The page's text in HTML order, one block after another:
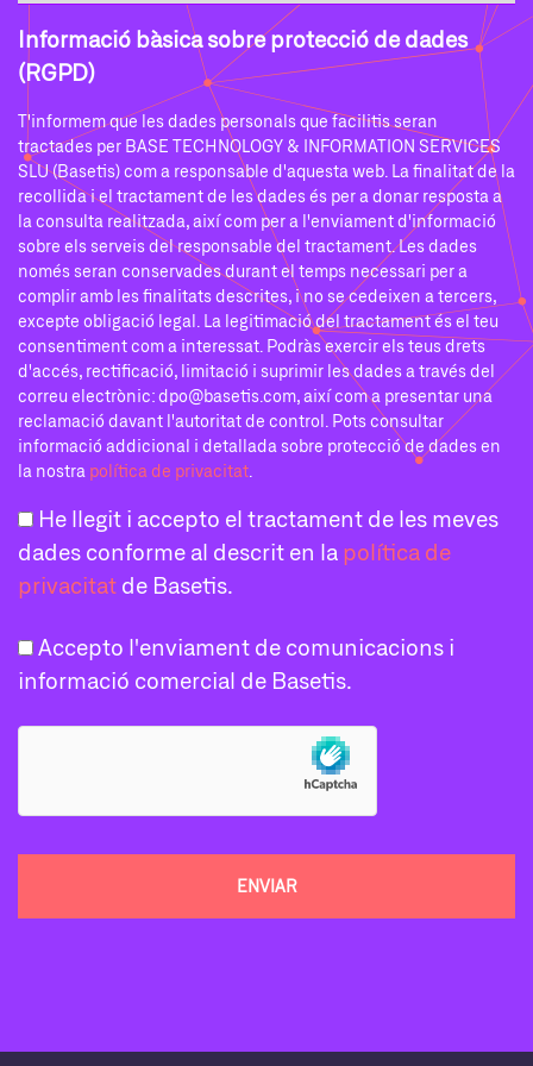
Informació bàsica sobre protecció de dades
(RGPD)
T'informem que les dades personals que facilitis seran
tractades per BASE TECHNOLOGY & INFORMATION SERVICES
SLU (Basetis) com a responsable d'aquesta web. La finalitat de la
recollida i el tractament de les dades és per a donar resposta a
la consulta realitzada, així com per a l'enviament d'informació
sobre els serveis del responsable del tractament. Les dades
només seran conservades durant el temps necessari per a
complir amb les finalitats descrites, i no se cedeixen a tercers,
excepte obligació legal. La legitimació del tractament és el teu
consentiment com a interessat. Podràs exercir els teus drets
d'accés, rectificació, limitació i suprimir les dades a través del
correu electrònic: dpo@basetis.com, així com a presentar una
reclamació davant l'autoritat de control. Pots consultar
informació addicional i detallada sobre protecció de dades en
la nostra política de privacitat
He llegit i accepto el tractament de les meves
dades conforme al descrit en la política de
privacitat de Basetis.
Accepto l'enviament de comunicacions i
informació comercial de Basetis.